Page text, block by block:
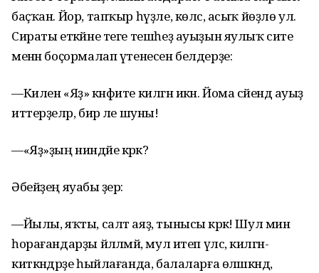
баҫҡан. Йор, тапҡыр һүҙле, көләс, асыҡ йөҙлө ул.
Сираты еткәйне теге тешһеҙ ауыҙын яулыҡ сите
менән боҫормалап үтенесен белдерҙе:
—Килен «Яҙ» кәнфите килгән икән. Йома сәйендә ауыҙ
иттерҙеләр, бир әле шуны!
—«Яҙ»ҙың ниндәйе кәрәк?
Әбейҙең яуабы әҙер:
—Йылы, яҡты, салт аяҙ, тынысы кәрәк! Шул мин
һорағандарҙы йәлләмәй, мул итеп үлсә, килгән-
киткәндәрҙе һыйлағанда, балаларға өләшкәндә,